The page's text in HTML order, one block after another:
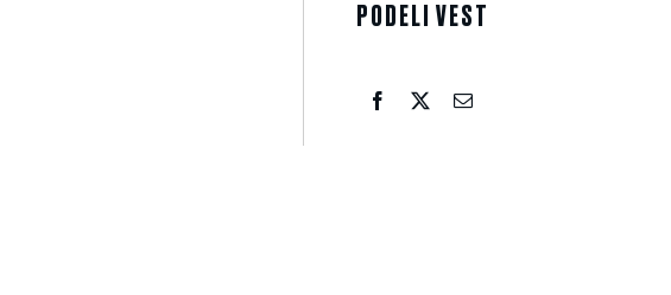
PODELI VEST